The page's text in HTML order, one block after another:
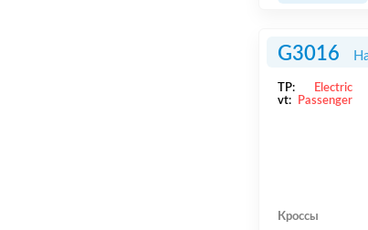
G3016
TP:
Electric
vt:
Passenger
Кроссы